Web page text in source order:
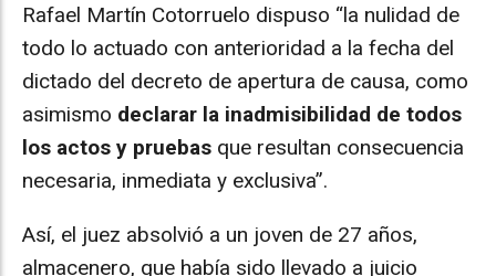
Rafael Martín Cotorruelo dispuso “la nulidad de
todo lo actuado con anterioridad a la fecha del
dictado del decreto de apertura de causa, como
asimismo declarar la inadmisibilidad de todos
los actos y pruebas que resultan consecuencia
necesaria, inmediata y exclusiva”.
Así, el juez absolvió a un joven de 27 años,
almacenero, que había sido llevado a juicio